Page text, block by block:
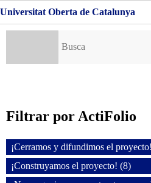
Universitat Oberta de Catalunya
Filtrar por ActiFolio
¡Cerramos y difundimos el
¡Construyamos el proyecto! (8)